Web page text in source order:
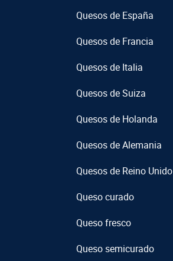
Quesos de España
Quesos de Francia
Quesos de Italia
Quesos de Suiza
Quesos de Holanda
Quesos de Alemania
Quesos de Reino Unido
Queso curado
Queso fresco
Queso semicurado